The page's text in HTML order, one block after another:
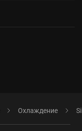
Охлаждение